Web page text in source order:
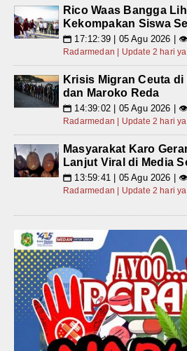
Rico Waas Bangga
Kekompakan Siswa
📅 17:12:39 | 05 Agu 2026 |
Radarmedan | Update 2 hari
Krisis Migran Ceuta
dan Maroko Reda
📅 14:39:02 | 05 Agu 2026 |
Radarmedan | Update 2 hari
Masyarakat Karo
Lanjut Viral di Media
📅 13:59:41 | 05 Agu 2026 |
Radarmedan | Update 2 hari